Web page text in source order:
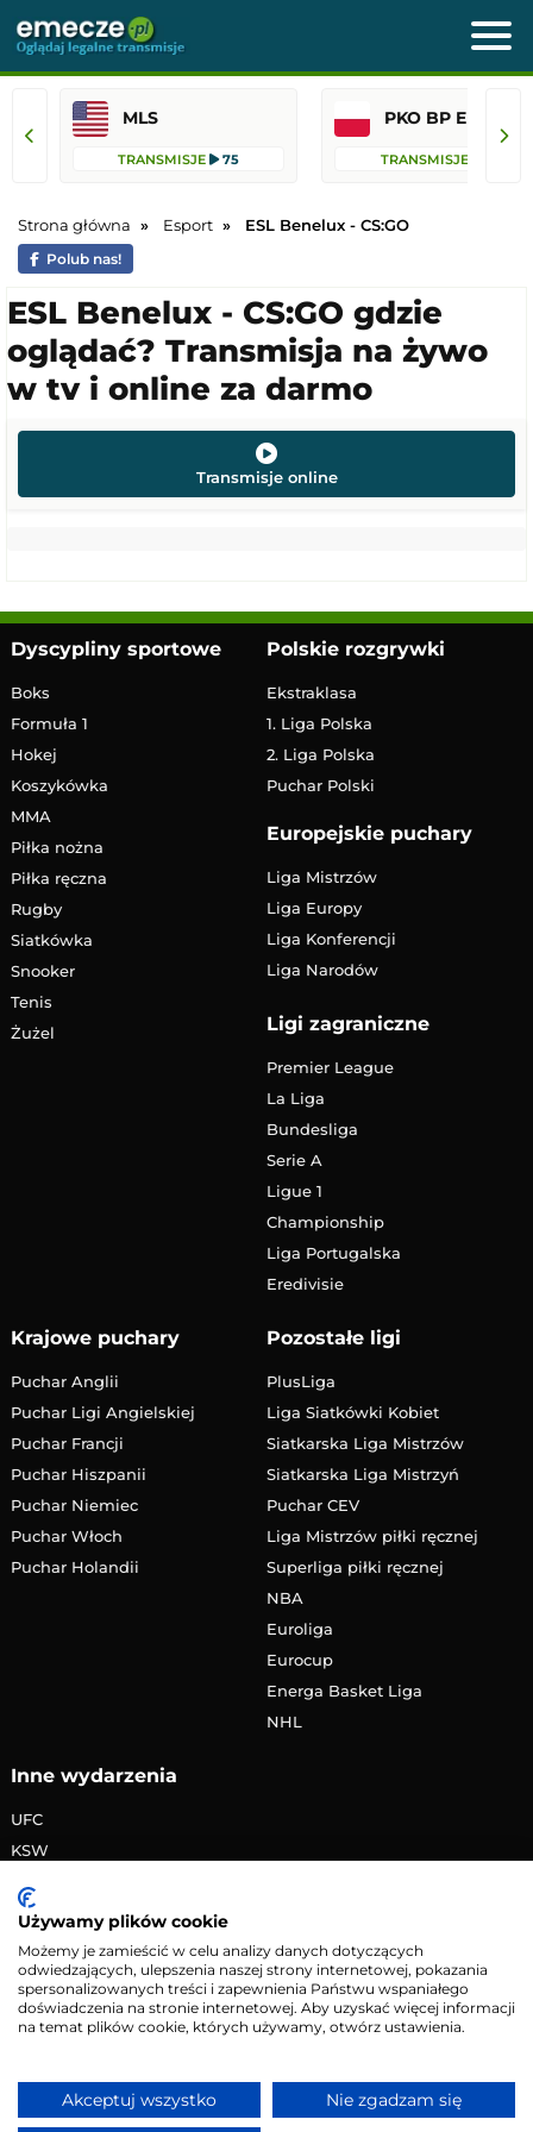
MLS
TRANSMISJE 75 TRANSMISJE
Strona główna Esport ESL Benelux - CS:GO
Polub nas!
ESL Benelux - CS:GO gdzie
oglądać? Transmisja na żywo
w tv i online za darmo
Transmisje online
Dyscypliny sportowe
Boks
Formuła 1
Hokej
Koszykówka
MMA
Piłka nożna
Piłka ręczna
Rugby
Siatkówka
Snooker
Tenis
Żużel
Polskie rozgrywki
Ekstraklasa
1. Liga Polska
2. Liga Polska
Puchar Polski
Europejskie puchary
Liga Mistrzów
Liga Europy
Liga Konferencji
Liga Narodów
Ligi zagraniczne
Premier League
La Liga
Bundesliga
Serie A
Ligue 1
Championship
Liga Portugalska
Eredivisie
Krajowe puchary
Puchar Anglii
Puchar Ligi Angielskiej
Puchar Francji
Puchar Hiszpanii
Puchar Niemiec
Puchar Włoch
Puchar Holandii
Pozostałe ligi
PlusLiga
Liga Siatkówki Kobiet
Siatkarska Liga Mistrzów
Siatkarska Liga Mistrzyń
Puchar CEV
Liga Mistrzów piłki ręcznej
Superliga piłki ręcznej
NBA
Euroliga
Eurocup
Energa Basket Liga
NHL
Inne wydarzenia
UFC
KSW
PRIME MMA
Żużlowa Ekstraliga
Speedway Grand Prix
Skoki narciarskie
Kontakt•Reklama• Polityka prywatności
Używamy plików cookie
Możemy je zamieścić w celu analizy danych dotyczących
odwiedzających, ulepszenia naszej strony internetowej, pokazania
spersonalizowanych treści i zapewnienia Państwu wspaniałego
doświadczenia na stronie internetowej. Aby uzyskać więcej informacji
na temat plików cookie, których używamy, otwórz ustawienia.
Akceptuj wszystko Nie zgadzam się